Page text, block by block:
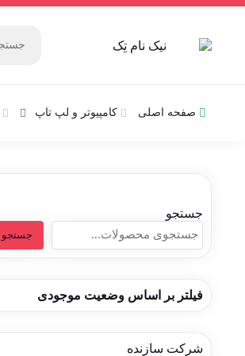
صفحه اصلی کامپیوتر و‌‌‌‌‌ لپ تاپ
جستجو
جستجو
فیلتر بر اساس وضعیت موجودی
شرکت سازنده